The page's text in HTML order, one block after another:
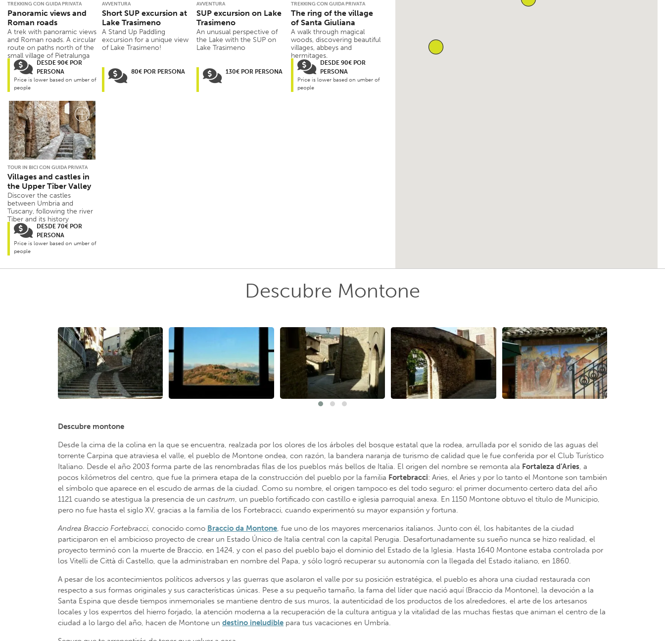
TREKKING CON GUIDA PRIVATA
Panoramic views and
Roman roads
A trek with panoramic views
and Roman roads. A circular
route on paths north of the
small village of Pietralunga
DESDE 90€ POR
PERSONA
Price is lower based on umber of
people
AVVENTURA
Short SUP excursion at
Lake Trasimeno
A Stand Up Paddling
excursion for a unique view
of Lake Trasimeno!
80€ POR PERSONA
AVVENTURA
SUP excursion on Lake
Trasimeno
An unusual perspective of
the Lake with the SUP on
Lake Trasimeno
130€ POR PERSONA
TREKKING CON GUIDA PRIVATA
The ring of the village
of Santa Giuliana
A walk through magical
woods, discovering beautiful
villages, abbeys and
hermitages.
DESDE 90€ POR
PERSONA
Price is lower based on umber of
people
TOUR IN BICI CON GUIDA PRIVATA
Villages and castles in
the Upper Tiber Valley
Discover the castles
between Umbria and
Tuscany, following the river
Tiber and its history
DESDE 70€ POR
PERSONA
Price is lower based on umber of
people
Descubre Montone
Descubre montone
Desde la cima de la colina en la que se encuentra, realzada por los olores de los árboles del bosque estatal que la rodea, arrullada por el sonido de las aguas del
torrente Carpina que atraviesa el valle, el pueblo de Montone ondea, con razón, la bandera naranja de turismo de calidad que le fue conferida por el Club Turístico
Italiano. Desde el año 2003 forma parte de las renombradas filas de los pueblos más bellos de Italia. El origen del nombre se remonta ala Fortaleza d’Aries , a
pocos kilómetros del centro, que fue la primera etapa de la construcción del pueblo por la familia Fortebracci: Aries, el Aries y por lo tanto el Montone son también
el símbolo que aparece en el escudo de armas de la ciudad. Como su nombre, el origen tampoco es del todo seguro: el primer documento certero data del año
1121 cuando se atestigua la presencia de un castrum , un pueblo fortificado con castillo e iglesia parroquial anexa. En 1150 Montone obtuvo el título de Municipio,
pero no fue hasta el siglo XV, gracias a la familia de los Fortebracci, cuando experimentó su mayor expansión y fortuna.
Andrea Braccio Fortebracci, conocido como Braccio da Montone , fue uno de los mayores mercenarios italianos. Junto con él, los habitantes de la ciudad
participaron en el ambicioso proyecto de crear un Estado Único de Italia central con la capital Perugia. Desafortunadamente su sueño nunca se hizo realidad, el
proyecto terminó con la muerte de Braccio, en 1424, y con el paso del pueblo bajo el dominio del Estado de la Iglesia. Hasta 1640 Montone estaba controlada por
los Vitelli de Città di Castello, que la administraban en nombre del Papa, y sólo logró recuperar su autonomía con la llegada del Estado italiano, en 1860.
A pesar de los acontecimientos políticos adversos y las guerras que asolaron el valle por su posición estratégica, el pueblo es ahora una ciudad restaurada con
respecto a sus formas originales y sus características únicas. Pese a su pequeño tamaño, la fama del líder que nació aquí (Braccio da Montone), la devoción a la
Santa Espina que desde tiempos inmemoriales se mantiene dentro de sus muros, la autenticidad de los productos de los alrededores, el arte de los artesanos
locales y los experrtos del hierro forjado, la atención moderna a la recuperación de la cultura antigua y la vitalidad de las muchas fiestas que animan el centro de la
ciudad a lo largo del año, hacen de Montone un destino ineludible para tus vacaciones en Umbría.